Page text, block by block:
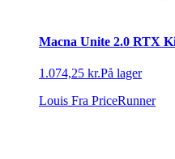
Macna Unite 2.0 RTX
1.074,25 kr.På lager
Louis Fra PriceRunner